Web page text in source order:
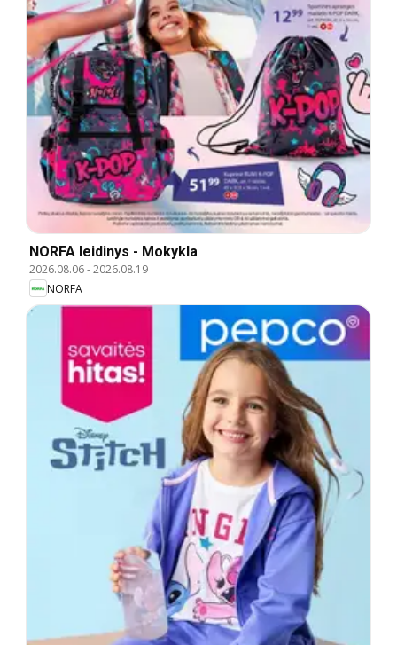
NORFA leidinys - Mokykla
2026.08.06-2026.08.19
NORFA